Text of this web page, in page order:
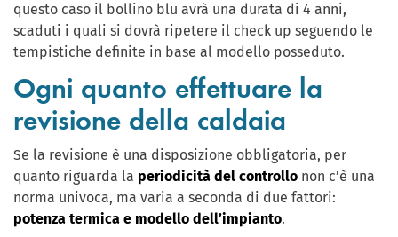
questo caso il bollino blu avrà una durata di 4 anni,
scaduti i quali si dovrà ripetere il check up seguendo le
tempistiche definite in base al modello posseduto.
Ogni quanto effettuare la
revisione della caldaia
Se la revisione è una disposizione obbligatoria, per
quanto riguarda la periodicità del controllo non c’è una
norma univoca, ma varia a seconda di due fattori:
potenza termica e modello dell’impianto.